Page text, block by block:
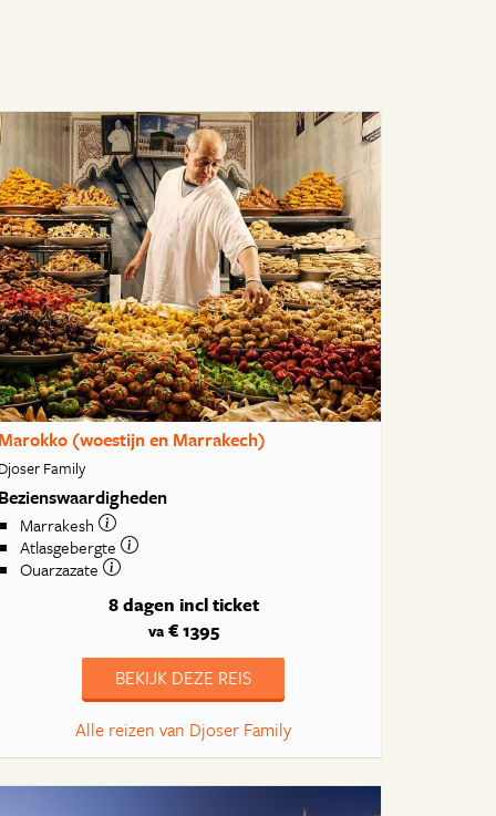
Marokko (woestijn en Marrakech)
Djoser Family
Bezienswaardigheden
Marrakesh
Atlasgebergte
Ouarzazate
8 dagen incl ticket
va€ 1395
BEKIJK DEZE REIS
Alle reizen van Djoser Family